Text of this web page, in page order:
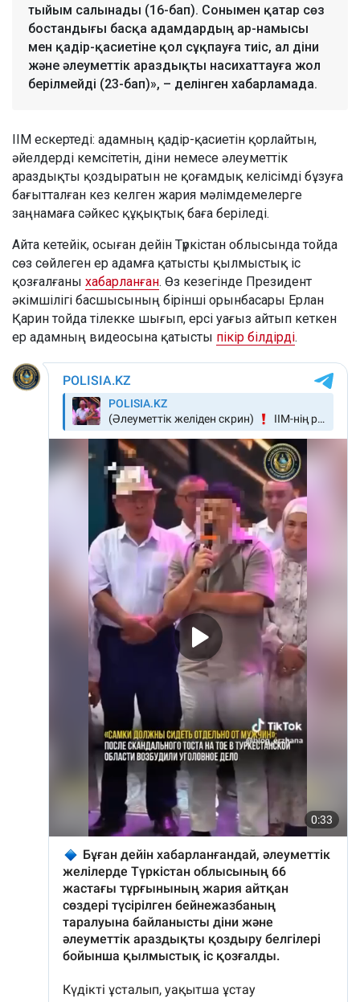
тыйым салынады (16-бап). Сонымен қатар сөз
бостандығы басқа адамдардың ар-намысы
мен қадір-қасиетіне қол сұқпауға тиіс, ал діни
және әлеуметтік араздықты насихаттауға жол
берілмейді (23-бап)», – делінген хабарламада.
ІІМ ескертеді: адамның қадір-қасиетін қорлайтын,
әйелдерді кемсітетін, діни немесе әлеуметтік
араздықты қоздыратын не қоғамдық келісімді бұзуға
бағытталған кез келген жария мәлімдемелерге
заңнамаға сәйкес құқықтық баға беріледі.
Айта кетейік, осыған дейін Түркістан облысында тойда
сөз сөйлеген ер адамға қатысты қылмыстық іс
қозғалғаны хабарланған. Өз кезегінде Президент
әкімшілігі басшысының бірінші орынбасары Ерлан
Қарин тойда тілекке шығып, ерсі уағыз айтып кеткен
ер адамның видеосына қатысты пікір білдірді.